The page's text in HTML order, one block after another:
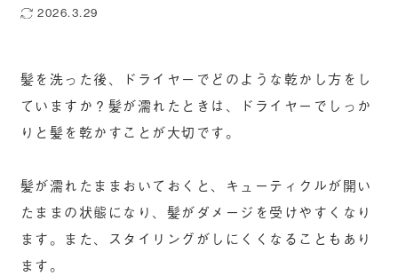
2026.3.29
髪を洗った後、ドライヤーでどのような乾かし方をし
ていますか？髪が濡れたときは、ドライヤーでしっか
りと髪を乾かすことが大切です。
髪が濡れたままおいておくと、キューティクルが開い
たままの状態になり、髪がダメージを受けやすくなり
ます。また、スタイリングがしにくくなることもあり
ます。